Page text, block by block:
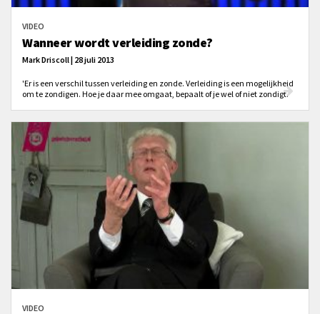
VIDEO
Wanneer wordt verleiding zonde?
Mark Driscoll | 28 juli 2013
'Er is een verschil tussen verleiding en zonde. Verleiding is een mogelijkheid
om te zondigen. Hoe je daar mee omgaat, bepaalt of je wel of niet zondigt.'
VIDEO